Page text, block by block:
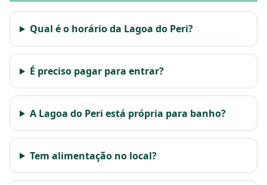
Qual é o horário da Lagoa do Peri?
É preciso pagar para entrar?
A Lagoa do Peri está própria para banho?
Tem alimentação no local?